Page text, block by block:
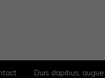
Duis dapibus,